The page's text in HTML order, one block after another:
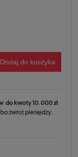
Dodaj do koszyka